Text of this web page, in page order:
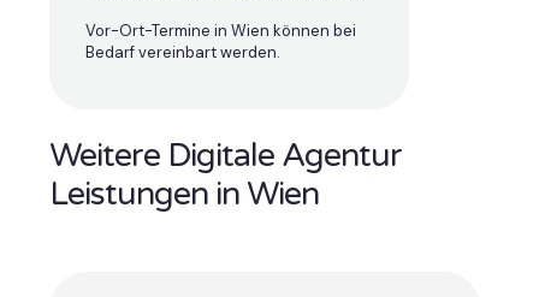
Vor-Ort-Termine in Wien können bei
Bedarf vereinbart werden.
Weitere Digitale Agentur
Leistungen in Wien